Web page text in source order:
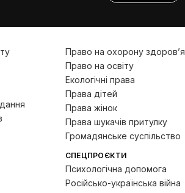
Право на охорону здоров’я
Право на освіту
Екологічні права
Права дітей
Права жінок
Права шукачів притулку
Громадянське суспільство
СПЕЦПРОЄКТИ
Психологічна допомога
Російсько-українська війна